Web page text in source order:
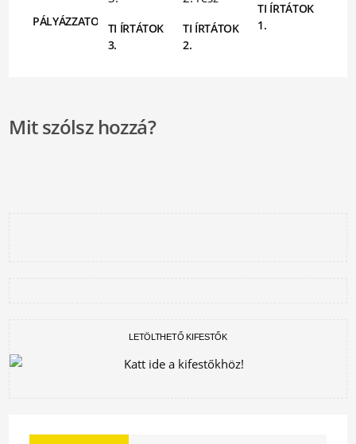
PÁLYÁZZATOK!TI ÍRTÁTOK
3.
TI ÍRTÁTOK
2.
TI ÍRTÁTOK
1.
Mit szólsz hozzá?
LETÖLTHETŐ KIFESTŐK